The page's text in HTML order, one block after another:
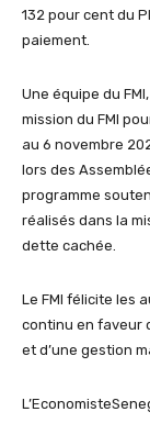
132 pour cent du
paiement.
Une équipe du
mission du FMI
au 6 novembre
lors des
programme
réalisés dans la
dette cachée.
Le FMI félicite les
continu en faveur
et d’une gestion